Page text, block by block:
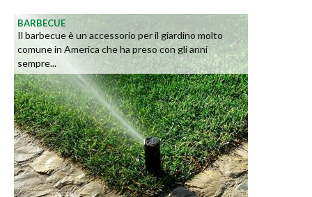
BARBECUE
Il barbecue è un accessorio per il giardino molto
comune in America che ha preso con gli anni
sempre...